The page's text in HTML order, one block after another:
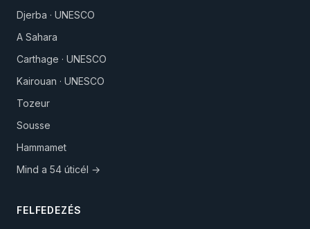
Djerba · UNESCO
A Sahara
Carthage · UNESCO
Kairouan · UNESCO
Tozeur
Sousse
Hammamet
Mind a 54 úticél →
FELFEDEZÉS